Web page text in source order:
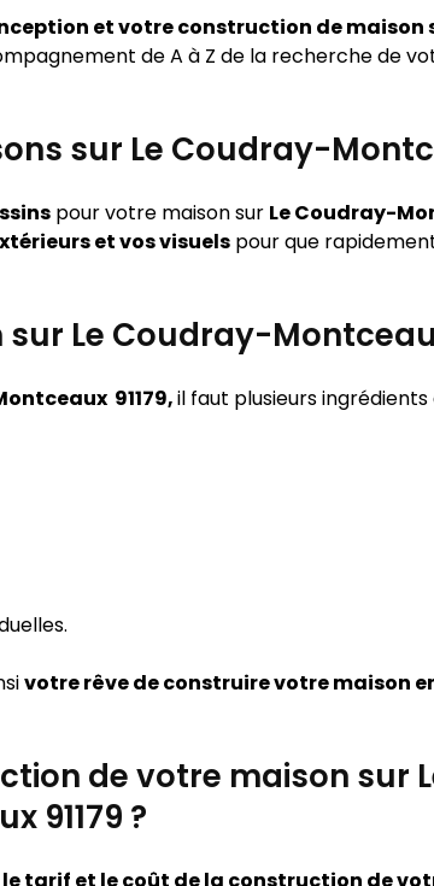
et votre construction de maison
de A à Z de la recherche de
sur Le Coudray-
pour votre maison sur Le Coudray-
et vos visuels pour que
Le Coudray-
91179,il faut plusieurs ingrédients
votre rêve de construire votre maison
de votre maison sur
91179 ?